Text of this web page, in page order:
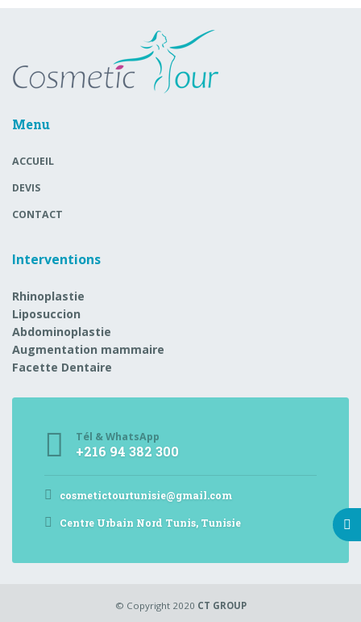
Menu
ACCUEIL
DEVIS
CONTACT
Interventions
Rhinoplastie
Liposuccion
Abdominoplastie
Augmentation mammaire
Facette Dentaire
Tél & WhatsApp
+216 94 382 300
cosmetictourtunisie@gmail.com
Centre Urbain Nord Tunis, Tunisie
© Copyright 2020 CT GROUP